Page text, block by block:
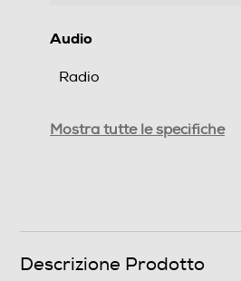
Audio
Radio
Altre funzioni
Mostra tutte le specifiche
Descrizione Prodotto